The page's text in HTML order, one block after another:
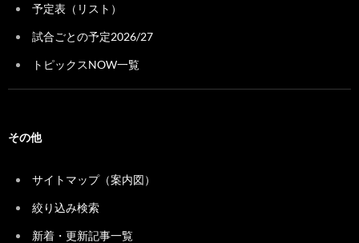
予定表（リスト）
試合ごとの予定2026/27
トピックスNOW一覧
その他
サイトマップ（案内図）
絞り込み検索
新着・更新記事一覧